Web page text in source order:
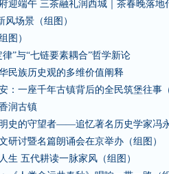
迎端午 三茶融礼润西城｜茶春晚落地
场景（组图）
图）
律”与“七链要素耦合”哲学新论
民族历史观的多维价值阐释
：一座千年古镇背后的全民筑堡往事
润古镇
史的守望者——追忆著名历史学家冯
研讨暨名篇朗诵会在京举办（组图）
生 五代耕读一脉家风（组图）